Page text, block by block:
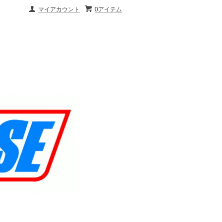
0アイテム
マイアカウント